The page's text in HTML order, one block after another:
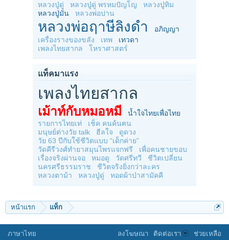
หลวงปู่ดู่
หลวงปู่ดู่ พรหมปัญโญ
หลวงปู่ทิม
หลวงปู่มั่น
หลวงพ่อปาน
หลวงพ่อฤาษีลิงดำ
อภิญญา
เครื่องรางของขลัง
เทพ
เทวดา
เพลงไทยสากล
โหราศาสตร์
แท็คมาแรง
เพลงไทยสากล
เม้าท์กับหมอหมี
น้ำใจไทยเพื่อไทย
รายการไทยเท่
เช็ค คนค้นฅน
มนุษย์ต่างวัย talk
ฮีลใจ
ดูดวง
วัย 63 ปีกับใช้ชีวิตแบบ “เด็กค่าย”
วัดคีรีวงศ์ทำยาสมุนไพรแจกฟรี
เพื่อคนชายขอบ
เรื่องจริงผ่านจอ
หมอดู วัดศรีทวี
ชีวิตเปลี่ยน
นครศรีธรรมราช
ชีวิตจริงยิ่งกว่าละคร
หลวงตาม้า
หลวงปู่ดู่ ทอดผ้าป่าสามัคคี
หน้าแรก แท็ก
ภาษาไทย ลงโฆษณา ติดต่อเรา ช่วยเหลือ